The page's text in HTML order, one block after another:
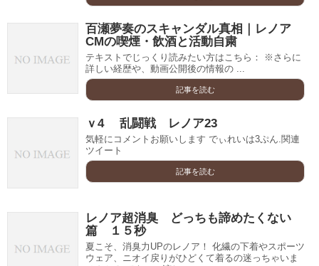
百瀬夢奏のスキャンダル真相｜レノア
CMの喫煙・飲酒と活動自粛
テキストでじっくり読みたい方はこちら： ※さらに
詳しい経歴や、動画公開後の情報の ...
記事を読む
ｖ4 乱闘戦 レノア23
気軽にコメントお願いします でぃれいは3ぷん.関連
ツイート
記事を読む
レノア超消臭 どっちも諦めたくない
篇 １５秒
夏こそ、消臭力UPのレノア！ 化繊の下着やスポーツ
ウェア、ニオイ戻りがひどくて着るの迷っちゃいま